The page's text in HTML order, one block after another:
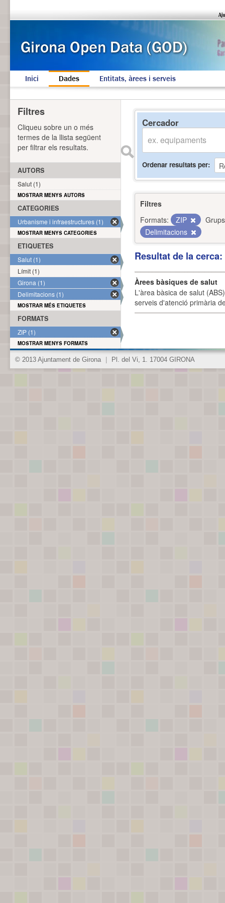
Inici Dades Entitats, àrees i serveis
Cercador
Ordenar resultats per
Filtres
Formats:
ZIP
Delimitacions
Resultat de la
Àrees bàsiques de salut
L'àrea bàsica de salut
serveis d'atenció primària
Filtres
Cliqueu sobre un o més
termes de la llista següent
per filtrar els resultats.
AUTORS
Salut (1)
MOSTRAR MENYS AUTORS
CATEGORIES
Urbanisme i infraestructures (1)
MOSTRAR MENYS CATEGORIES
ETIQUETES
Salut (1)
Límit (1)
Girona (1)
Delimitacions (1)
MOSTRAR MÉS ETIQUETES
FORMATS
ZIP (1)
MOSTRAR MENYS FORMATS
© 2013 Ajuntament de Girona Pl. del Vi, 1. 17004 GIRONA